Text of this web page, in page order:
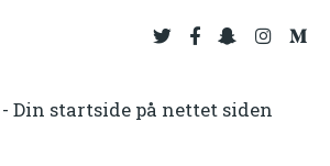
- Din startside på nettet siden